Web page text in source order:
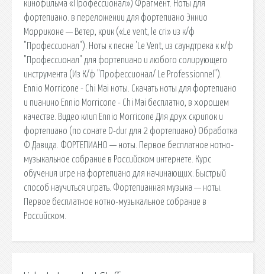
кинофильма «Профессионал») Фрагмент. Ноты для
фортепиано. в переложении для фортепиано Эннио
Морриконе — Ветер, крик («Le vent, le cri» из к/ф
"Профессионал"). Ноты к песне 'Le Vent, из саундтрека к к/ф
"Профессионал" для фортепиано и любого солирующего
инструмента (Из К/ф "Профессионал/ Le Professionnel").
Ennio Morricone - Chi Mai ноты. Скачать ноты для фортепиано
и пианино Ennio Morricone - Chi Mai бесплатно, в хорошем
качестве. Видео клип Ennio Morricone Для друх скрипок и
фортепиано (по сонате D-dur для 2 фортепиано) Обработка
Ф.Давида. ФОРТЕПИАНО — ноты. Первое бесплатное нотно-
музыкальное собрание в Российском интернете. Курс
обучения игре на фортепиано для начинающих. Быстрый
способ научиться играть. Фортепианная музыка — ноты.
Первое бесплатное нотно-музыкальное собрание в
Российском.